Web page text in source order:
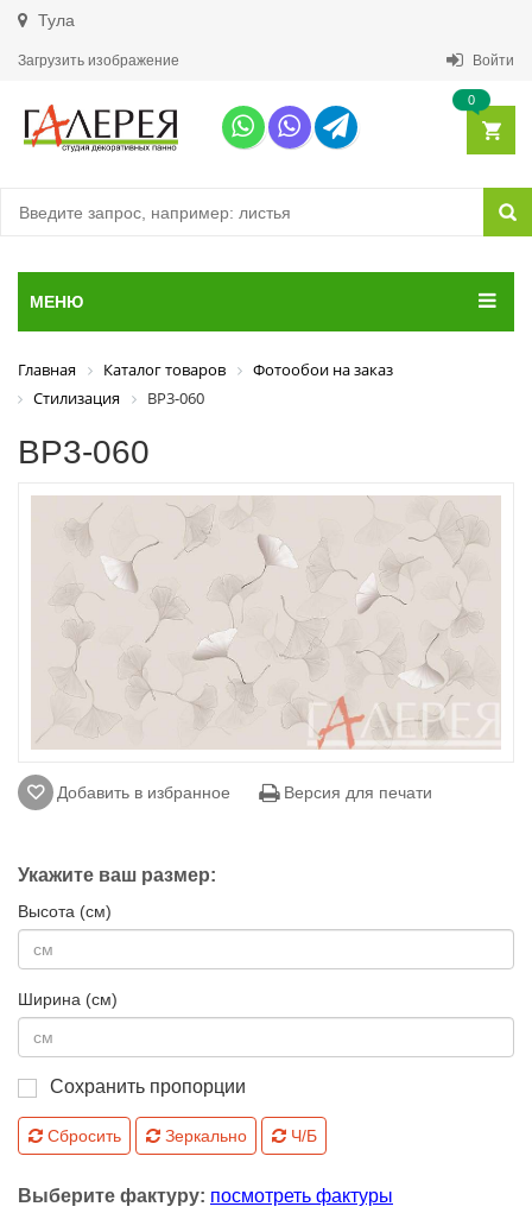
Тула
Загрузить изображение Войти
0
МЕНЮ
Главная Каталог товаров
Фотообои на заказ
Стилизация
ВР3-060
ВР3-060
Добавить в избранное Версия для печати
Укажите ваш размер:
Высота (см)
Ширина (см)
Сохранить пропорции
Сбросить Зеркально Ч/Б
Выберите фактуру: посмотреть фактуры